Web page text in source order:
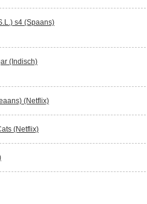
s4 (Spaans)
(Indisch)
(Netflix)
(Netflix)